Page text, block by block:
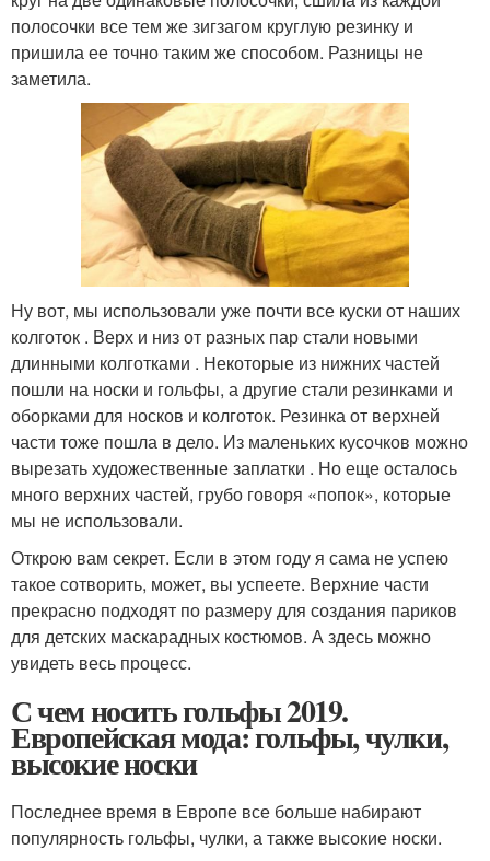
полосочки все тем же зигзагом круглую резинку и
пришила ее точно таким же способом. Разницы не
заметила.
Ну вот, мы использовали уже почти все куски от наших
колготок . Верх и низ от разных пар стали новыми
длинными колготками . Некоторые из нижних частей
пошли на носки и гольфы, а другие стали резинками и
оборками для носков и колготок. Резинка от верхней
части тоже пошла в дело. Из маленьких кусочков можно
вырезать художественные заплатки . Но еще осталось
много верхних частей, грубо говоря «попок», которые
мы не использовали.
Открою вам секрет. Если в этом году я сама не успею
такое сотворить, может, вы успеете. Верхние части
прекрасно подходят по размеру для создания париков
для детских маскарадных костюмов. А здесь можно
увидеть весь процесс.
С чем носить гольфы 2019.
Европейская мода: гольфы, чулки,
высокие носки
Последнее время в Европе все больше набирают
популярность гольфы, чулки, а также высокие носки.